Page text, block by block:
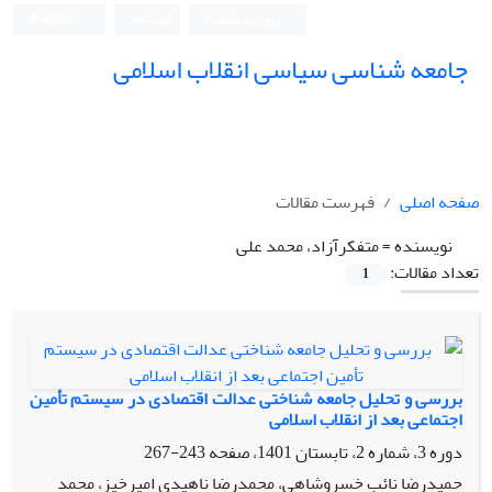
جامعه شناسی سیاسی انقلاب اسلامی
صفحه اصلی
فهرست مقالات
نویسنده =متفکرآزاد، محمد علی
تعداد مقالات:
1
بررسی و تحلیل جامعه شناختی عدالت اقتصادی در سیستم تأمین
اجتماعی بعد از انقلاب اسلامی
دوره 3، شماره 2، تابستان 1401، صفحه
243-267
حمیدرضا نائب خسروشاهی، محمدرضا ناهیدی امیرخیز، محمد